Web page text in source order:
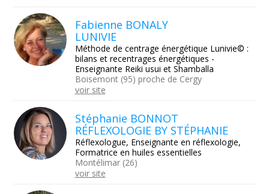
Fabienne BONALY
LUNIVIE
Méthode de centrage énergétique Lunivie© :
bilans et recentrages énergétiques -
Enseignante Reiki usui et Shamballa
Boisemont (95) proche de Cergy
voir site
Stéphanie BONNOT
RÉFLEXOLOGIE BY STÉPHANIE
Réflexologue, Enseignante en réflexologie,
Formatrice en huiles essentielles
Montélimar (26)
voir site